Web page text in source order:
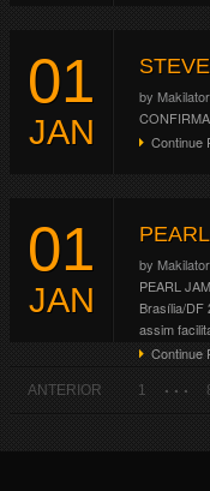
01
JAN
by Makilator
Continue
01
JAN
by Makilator
PEARL
Brasília/DF
assim
Continue
ANTERIOR 1 . . .